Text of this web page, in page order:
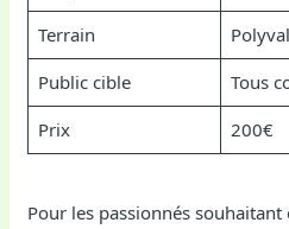
Terrain
Public cible
Tous
Prix
200€
Pour les passionnés